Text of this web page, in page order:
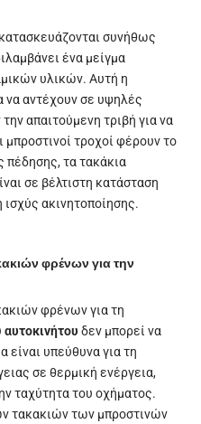
συνήθως
ένα μείγμα
υλικών. Αυτή η
να αντέχουν σε υψηλές
απαιτούμενη τριβή για να
τροχοί φέρουν το
πέδησης, τα τακάκια
σε βέλτιστη κατάσταση
ισχύς ακινητοποίησης.
φρένων για την
φρένων για τη
αυτοκινήτου δεν μπορεί να
είναι υπεύθυνα για τη
σε θερμική ενέργεια,
ταχύτητα του οχήματος.
τακακιών των μπροστινών